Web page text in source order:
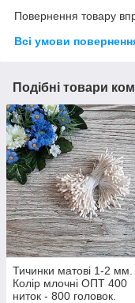
Повернення товару
Всі умови
Подібні товари
Тичинки матові 1-2 мм.
Колір млочні ОПТ 400
ниток - 800 головок.